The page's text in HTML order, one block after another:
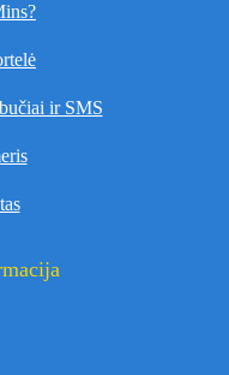
ir SMS